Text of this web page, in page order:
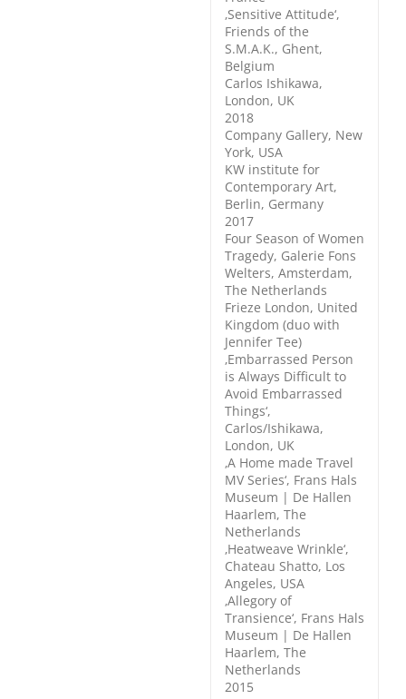
‚Sensitive Attitude‘,
Friends of the
S.M.A.K., Ghent,
Belgium
Carlos Ishikawa,
London, UK
2018
Company Gallery, New
York, USA
KW institute for
Contemporary Art,
Berlin, Germany
2017
Four Season of Women
Tragedy, Galerie Fons
Welters, Amsterdam,
The Netherlands
Frieze London, United
Kingdom (duo with
Jennifer Tee)
‚Embarrassed Person
is Always Difficult to
Avoid Embarrassed
Things‘,
Carlos/Ishikawa,
London, UK
‚A Home made Travel
MV Series‘, Frans Hals
Museum | De Hallen
Haarlem, The
Netherlands
‚Heatweave Wrinkle‘,
Chateau Shatto, Los
Angeles, USA
‚Allegory of
Transience‘, Frans Hals
Museum | De Hallen
Haarlem, The
Netherlands
2015